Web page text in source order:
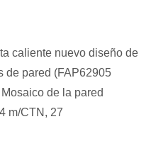
caliente nuevo diseño de
de pared (FAP62905
de la pared
m/CTN, 27